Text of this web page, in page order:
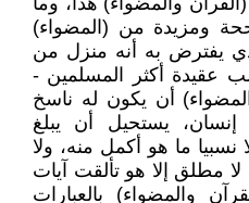
ومزيدة من (المضواء)
يفترض به أنه منزل من
عقيدة أكثر المسلمين -
أن يكون له ناسخ
يستحيل أن يبلغ
ما هو أكمل منه، ولا
مطلق إلا هو تألقت آيات
والمضواء) بالعبارات